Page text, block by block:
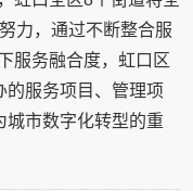
力，通过不断整合服
服务融合度，虹口区
的服务项目、管理项
城市数字化转型的重